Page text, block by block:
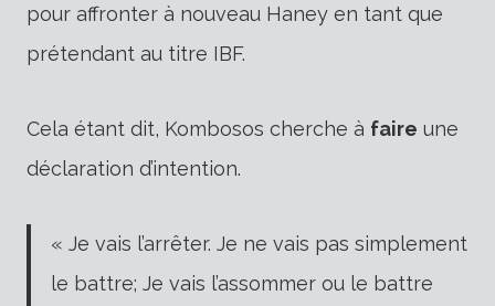
pour affronter à nouveau Haney en tant que
prétendant au titre IBF.
Cela étant dit, Kombosos cherche à faire une
déclaration d’intention.
« Je vais l’arrêter. Je ne vais pas simplement
le battre; Je vais l’assommer ou le battre